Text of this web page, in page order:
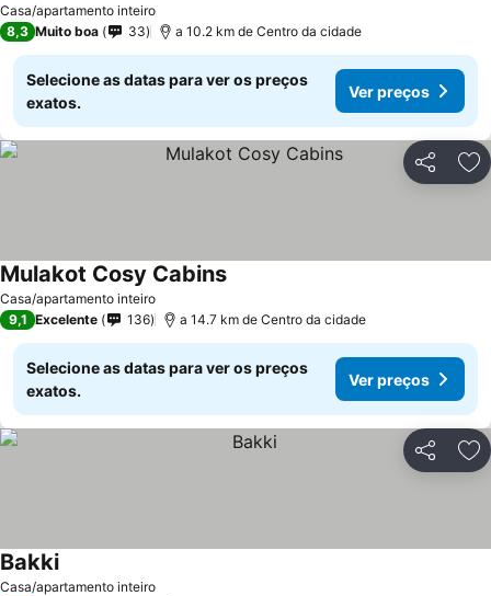
Casa/apartamento inteiro
8,3 Muito boa 33 a 10.2 km de Centro da cidade
Selecione as datas para ver os preços
exatos.
Ver preços
Partilhar
Casa/apartamento inteiro
Mulakot Cosy CabinsVer preços
9,1 Excelente 136 a 14.7 km de Centro da cidade
Selecione as datas para ver os preços
exatos.
Ver preços
Partilhar
Casa/apartamento inteiro
BakkiVer preços